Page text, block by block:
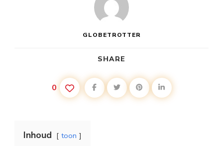
GLOBETROTTER
SHARE
0
Inhoud toon